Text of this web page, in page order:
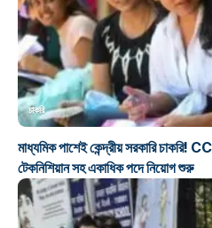
চাকরি
মাধ্যমিক পাশেই কেন্দ্রীয় সরকারি চাকরি!
টেকনিশিয়ান সহ একাধিক পদে নিয়োগ শুরু